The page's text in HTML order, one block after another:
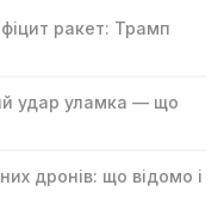
ракет: Трамп
удар уламка — що
дронів: що відомо і